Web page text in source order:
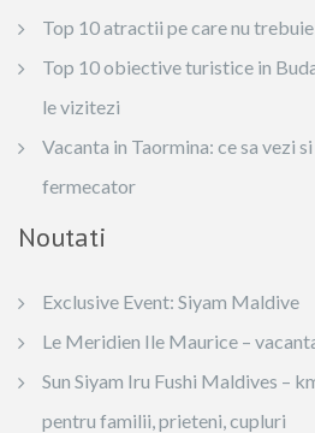
Top 10 atractii pe care nu
Top 10 obiective turistice in
le vizitezi
Vacanta in Taormina: ce sa vezi
fermecator
Noutati
Exclusive Event: Siyam Maldive
Le Meridien Ile Maurice –
Sun Siyam Iru Fushi Maldives –
pentru familii, prieteni, cupluri